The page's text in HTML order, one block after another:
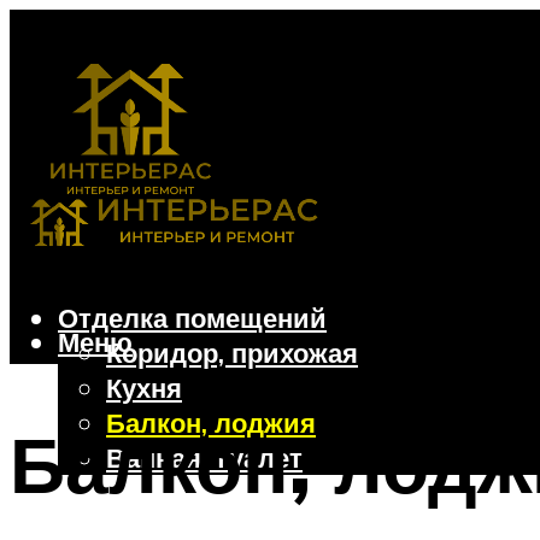
Отделка помещений
Коридор, прихожая
Кухня
Балкон, лоджия
Ванная, туалет
Дачные и частные дома
Меню
Балкон,